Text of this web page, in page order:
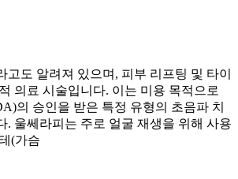
고도 알려져 있으며, 피부 리프팅 및 타이
의료 시술입니다. 이는 미용 목적으로
의 승인을 받은 특정 유형의 초음파 치
. 울쎄라피는 주로 얼굴 재생을 위해 사용
(가슴